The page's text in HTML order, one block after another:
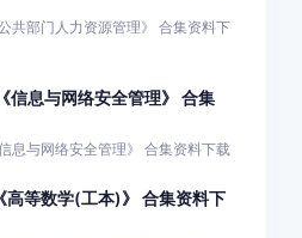
共部门人力资源管理》 合集资料下
信息与网络安全管理》 合集
息与网络安全管理》 合集资料下载
等数学(工本)》 合集资料下